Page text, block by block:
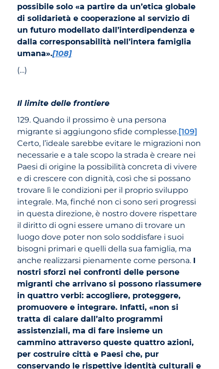
possibile solo «a partire da un’etica globale
di solidarietà e cooperazione al servizio di
un futuro modellato dall’interdipendenza e
dalla corresponsabilità nell’intera famiglia
umana».[108]
(…)
Il limite delle frontiere
129. Quando il prossimo è una persona
migrante si aggiungono sfide complesse.[109]
Certo, l’ideale sarebbe evitare le migrazioni non
necessarie e a tale scopo la strada è creare nei
Paesi di origine la possibilità concreta di vivere
e di crescere con dignità, così che si possano
trovare lì le condizioni per il proprio sviluppo
integrale. Ma, finché non ci sono seri progressi
in questa direzione, è nostro dovere rispettare
il diritto di ogni essere umano di trovare un
luogo dove poter non solo soddisfare i suoi
bisogni primari e quelli della sua famiglia, ma
anche realizzarsi pienamente come persona. I
nostri sforzi nei confronti delle persone
migranti che arrivano si possono riassumere
in quattro verbi: accogliere, proteggere,
promuovere e integrare. Infatti, «non si
tratta di calare dall’alto programmi
assistenziali, ma di fare insieme un
cammino attraverso queste quattro azioni,
per costruire città e Paesi che, pur
conservando le rispettive identità culturali e